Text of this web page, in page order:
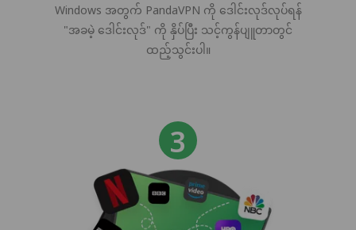
Windows အတွက် PandaVPN ကို ဒေါင်းလုဒ်လုပ်ရန်
"အခမဲ့ ဒေါင်းလုဒ်" ကို နှိပ်ပြီး သင့်ကွန်ပျူတာတွင်
ထည့်သွင်းပါ။